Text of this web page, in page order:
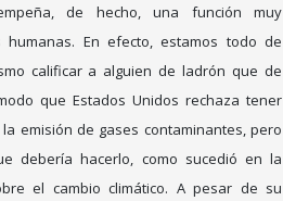
de hecho, una función muy
En efecto, estamos todo de
calificar a alguien de ladrón que de
que Estados Unidos rechaza tener
emisión de gases contaminantes, pero
debería hacerlo, como sucedió en la
el cambio climático. A pesar de su